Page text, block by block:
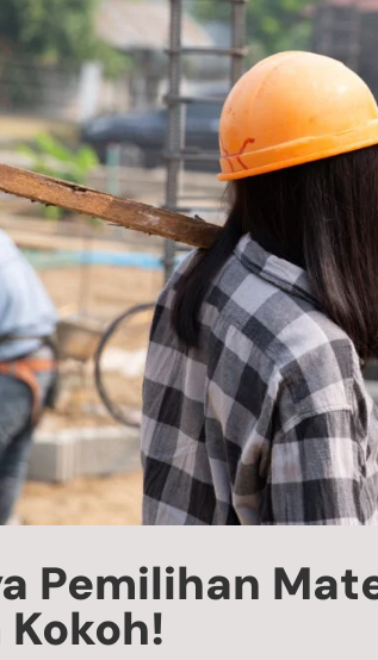
Pemilihan